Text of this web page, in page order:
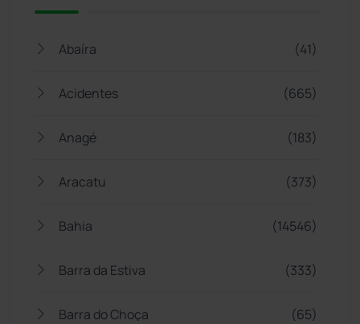
Abaíra (41)
Acidentes (665)
Anagé (183)
Aracatu (373)
Bahia (14546)
Barra da Estiva (333)
Barra do Choça (65)